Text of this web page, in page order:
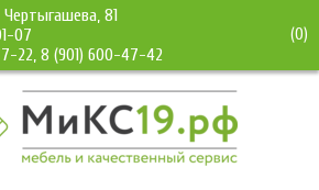
Чертыгашева, 81
07
22, 8 (901) 600-47-42
(0)